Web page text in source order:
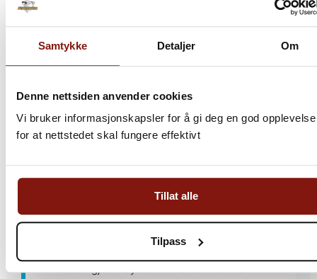
Samtykke Detaljer Om
Denne nettsiden anvender cookies
Vi bruker informasjonskapsler for å gi deg en god
for at nettstedet skal fungere effektivt
Tillat alle
Tilpass
Våre produkter er nemlig porsjonspakket. Du
tiner det du trenger – ikke mer, ikke mindre.
Dermed slipper du å kjøpe en hel fisk når du
Gratis levering hele Norge
Ingen bilturer, ingen kø, ingen «var de utsolgt
for torsk igjen»-øyeblikk. Fisken kommer